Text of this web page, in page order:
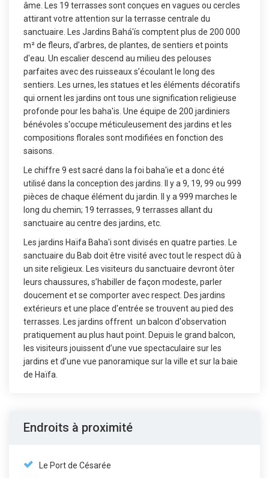
âme. Les 19 terrasses sont conçues en vagues ou cercles
attirant votre attention sur la terrasse centrale du
sanctuaire. Les Jardins Bahá'ís comptent plus de 200 000
m² de fleurs, d’arbres, de plantes, de sentiers et points
d'eau. Un escalier descend au milieu des pelouses
parfaites avec des ruisseaux s’écoulant le long des
sentiers. Les urnes, les statues et les éléments décoratifs
qui ornent les jardins ont tous une signification religieuse
profonde pour les baha'is. Une équipe de 200 jardiniers
bénévoles s'occupe méticuleusement des jardins et les
compositions florales sont modifiées en fonction des
saisons.
Le chiffre 9 est sacré dans la foi baha'ie et a donc été
utilisé dans la conception des jardins. Il y a 9, 19, 99 ou 999
pièces de chaque élément du jardin. Il y a 999 marches le
long du chemin; 19 terrasses, 9 terrasses allant du
sanctuaire au centre des jardins, etc.
Les jardins Haïfa Baha'i sont divisés en quatre parties. Le
sanctuaire du Bab doit être visité avec tout le respect dû à
un site religieux. Les visiteurs du sanctuaire devront ôter
leurs chaussures, s’habiller de façon modeste, parler
doucement et se comporter avec respect. Des jardins
extérieurs et une place d'entrée se trouvent au pied des
terrasses. Les jardins offrent un balcon d'observation
pratiquement au plus haut point. Depuis le grand balcon,
les visiteurs jouissent d’une vue spectaculaire sur les
jardins et d’une vue panoramique sur la ville et sur la baie
de Haïfa.
Endroits à proximité
Le Port de Césarée